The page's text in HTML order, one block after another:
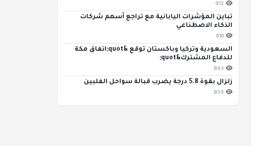
912
تباين المؤشرات اليابانية مع تراجع أسهم شركات
الذكاء الاصطناعي
910
السعودية وتركيا وباكستان توقع &quot;اتفاق مكة
للدفاع المشترك&quot;
893
زلزال بقوة 5.8 درجة يضرب قبالة سواحل الفلبين
859